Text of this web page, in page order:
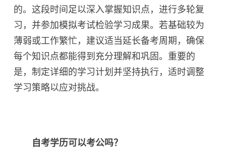
的。这段时间足以深入掌握知识点，进行多轮复
习，并参加模拟考试检验学习成果。若基础较为
薄弱或工作繁忙，建议适当延长备考周期，确保
每个知识点都能得到充分理解和巩固。重要的
是，制定详细的学习计划并坚持执行，适时调整
学习策略以应对挑战。
自考学历可以考公吗？